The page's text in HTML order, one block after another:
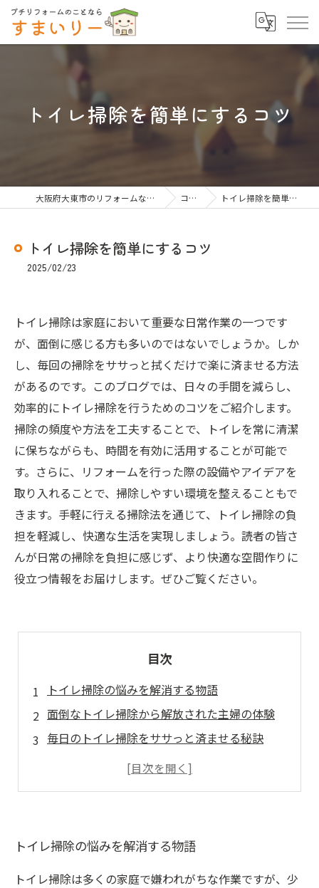
トイレ掃除を簡単にするコツ
大阪府大東市のリフォームならすまいりー コラム トイレ掃除を簡単にするコツ
トイレ掃除を簡単にするコツ
2025/02/23
トイレ掃除は家庭において重要な日常作業の一つです
が、面倒に感じる方も多いのではないでしょうか。しか
し、毎回の掃除をササっと拭くだけで楽に済ませる方法
があるのです。このブログでは、日々の手間を減らし、
効率的にトイレ掃除を行うためのコツをご紹介します。
掃除の頻度や方法を工夫することで、トイレを常に清潔
に保ちながらも、時間を有効に活用することが可能で
す。さらに、リフォームを行った際の設備やアイデアを
取り入れることで、掃除しやすい環境を整えることもで
きます。手軽に行える掃除法を通じて、トイレ掃除の負
担を軽減し、快適な生活を実現しましょう。読者の皆さ
んが日常の掃除を負担に感じず、より快適な空間作りに
役立つ情報をお届けします。ぜひご覧ください。
目次
トイレ掃除の悩みを解消する物語
面倒なトイレ掃除から解放された主婦の体験
毎日のトイレ掃除をササっと済ませる秘訣
トイレ空間を整えて掃除を楽にするアイデア
トイレ掃除の悩みを解消する物語
トイレ掃除は多くの家庭で嫌われがちな作業ですが、少